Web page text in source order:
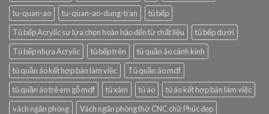
tu-quan-ao
tu-quan-ao-dung-tran
tủ bếp
Tủ bếp Acrylic sự lựa chọn hoàn hảo đến từ chất liệu
tủ bếp dưới
Tủ bếp nhựa Acrylic
tủ bếp trên
tủ quần áo cánh kính
tủ quần áo kết hợp bàn làm việc
Tủ quần áo mdf
tủ quần áo trẻ em gỗ mdf
tủ xám tủ áo
tủ áo kết hợp bàn làm việc
vách ngăn phòng
Vách ngăn phòng thờ CNC chữ Phúc đẹp